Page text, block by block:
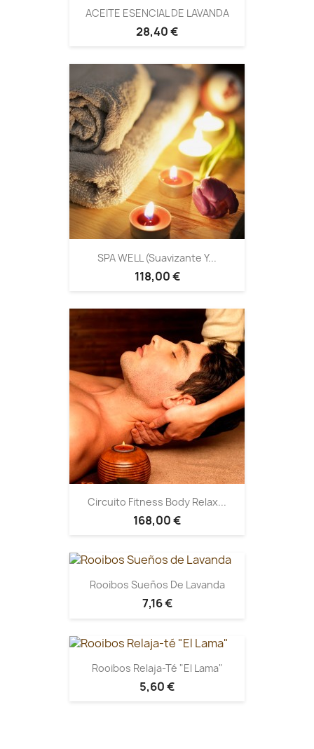
ACEITE ESENCIAL DE LAVANDA
28,40 €
SPA WELL (Suavizante Y...
118,00 €
Circuito Fitness Body Relax...
168,00 €
Rooibos Sueños De Lavanda
7,16 €
Rooibos Relaja-Té "El Lama"
5,60 €